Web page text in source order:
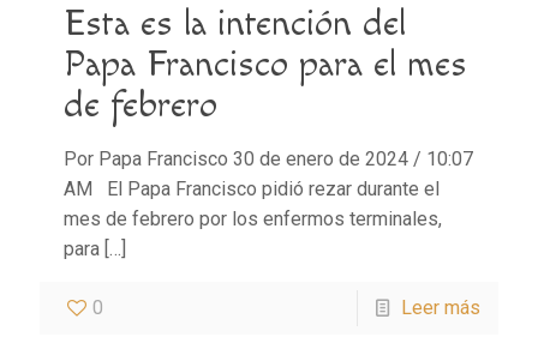
Esta es la intención del
Papa Francisco para el mes
de febrero
Por Papa Francisco 30 de enero de 2024 / 10:07
AM El Papa Francisco pidió rezar durante el
mes de febrero por los enfermos terminales,
para […]
0 Leer más